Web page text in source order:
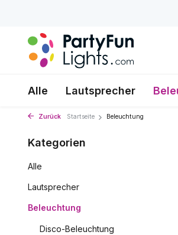
Alle Lautsprecher
Zurück Startseite Beleuchtung
Kategorien
Alle
Lautsprecher
Beleuchtung
Disco-Beleuchtung